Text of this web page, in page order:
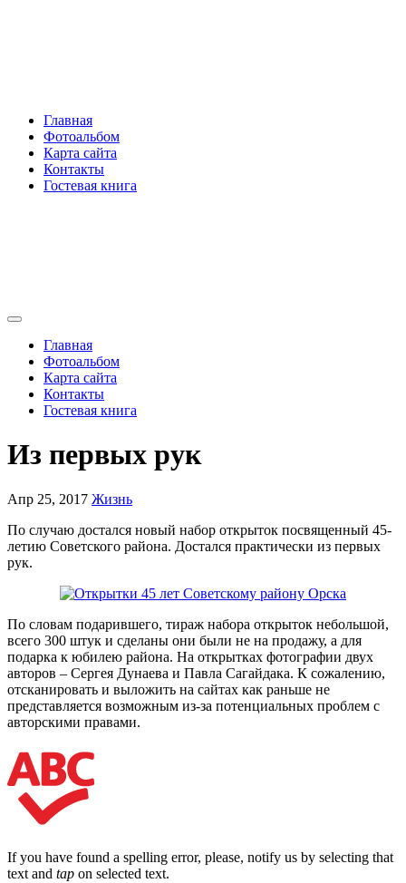
Главная
Фотоальбом
Карта сайта
Контакты
Гостевая книга
Главная
Фотоальбом
Карта сайта
Контакты
Гостевая книга
Из первых рук
Апр 25, 2017 Жизнь
По случаю достался новый набор открыток посвященный 45-
летию Советского района. Достался практически из первых
рук.
По словам подарившего, тираж набора открыток небольшой,
всего 300 штук и сделаны они были не на продажу, а для
подарка к юбилею района. На открытках фотографии двух
авторов – Сергея Дунаева и Павла Сагайдака. К сожалению,
отсканировать и выложить на сайтах как раньше не
представляется возможным из-за потенциальных проблем с
авторскими правами.
If you have found a spelling error, please, notify us by selecting that
text and tap on selected text.